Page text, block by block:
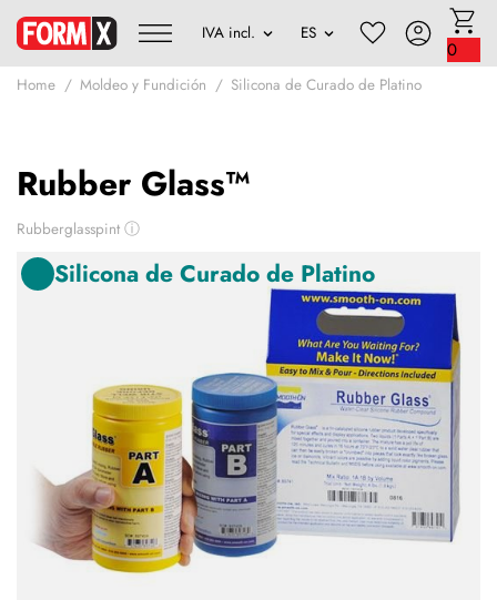
0
Home Moldeo y Fundición Silicona de Curado de Platino
Rubber Glass™
Rubberglasspint ⓘ
Silicona de Curado de Platino